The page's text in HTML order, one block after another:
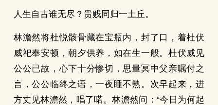
人生自古谁无尽？贵贱同归一土丘。
林澹然将杜悦骸骨藏在宝瓶内，封了口，着杜伏
威祀奉安顿，朝夕供养，如在生一般。杜伏威见
公公已故，心下十分惨切，思量冥中父亲嘱付之
言，公公临终之语，一夜睡不熟。次早起来，进
方丈见林澹然，唱了喏。林澹然问：“今日为何起